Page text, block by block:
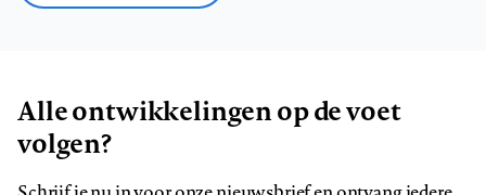
Alle ontwikkelingen op de voet
volgen?